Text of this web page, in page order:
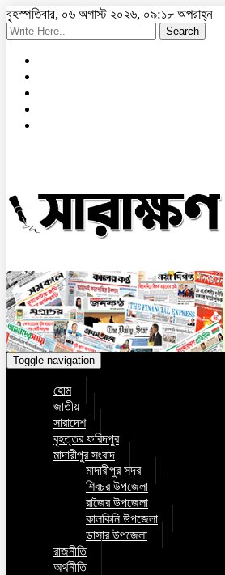
বৃহস্পতিবার, ০৬ অগাস্ট ২০২৬, ০৯:১৮ অপরাহ্ন
Search
Toggle navigation
হোম
জাতীয়
সারাদেশ
বৃহত্তর ফরিদপুর
মাদারীপুর সংবাদ
মাদারীপুর সদর
শিবচর উপজেলা
রাজৈর উপজেলা
কালকিনি উপজেলা
ডাসার উপজেলা
রাজনীতি
অর্থনীতি